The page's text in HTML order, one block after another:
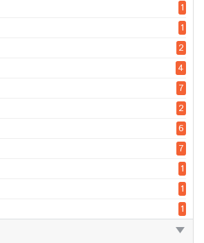
1
1
2
4
7
2
6
7
1
1
1